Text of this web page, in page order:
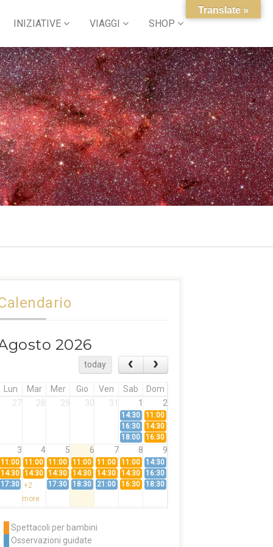
INIZIATIVE VIAGGI SHOP
2026
today
Lun Mar Mer Gio Ven Sab
Dom
27
28 29 30 31 1 2
14:30
11:00
16:30
14:30
18:00
16:30
3 4 5 6 7 8 9
11:00 11:00 11:00 11:00 11:00 11:00
14:30
14:30 14:30 14:30 14:30 14:30 14:30
16:30
17:30 +2
more
17:30 18:30 21:00 16:30 18:30
11:00
14:30
Spettacoli per bambini
Osservazioni guidate
Translate »